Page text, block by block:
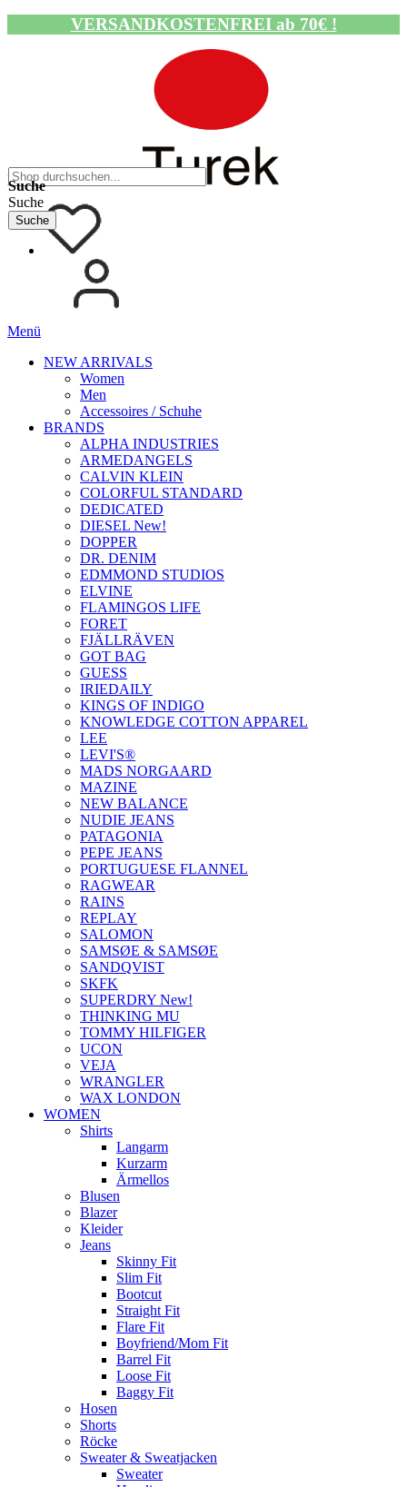
VERSANDKOSTENFREI ab 70€ !
Navigation umschalten
Suche
Suche
Suche
Menü
NEW ARRIVALS
Women
Men
Accessoires / Schuhe
BRANDS
ALPHA INDUSTRIES
ARMEDANGELS
CALVIN KLEIN
COLORFUL STANDARD
DEDICATED
DIESEL New!
DOPPER
DR. DENIM
EDMMOND STUDIOS
ELVINE
FLAMINGOS LIFE
FORET
FJÄLLRÄVEN
GOT BAG
GUESS
IRIEDAILY
KINGS OF INDIGO
KNOWLEDGE COTTON APPAREL
LEE
LEVI'S®
MADS NORGAARD
MAZINE
NEW BALANCE
NUDIE JEANS
PATAGONIA
PEPE JEANS
PORTUGUESE FLANNEL
RAGWEAR
RAINS
REPLAY
SALOMON
SAMSØE & SAMSØE
SANDQVIST
SKFK
SUPERDRY New!
THINKING MU
TOMMY HILFIGER
UCON
VEJA
WRANGLER
WAX LONDON
WOMEN
Shirts
Langarm
Kurzarm
Ärmellos
Blusen
Blazer
Kleider
Jeans
Skinny Fit
Slim Fit
Bootcut
Straight Fit
Flare Fit
Boyfriend/Mom Fit
Barrel Fit
Loose Fit
Baggy Fit
Hosen
Shorts
Röcke
Sweater & Sweatjacken
Sweater